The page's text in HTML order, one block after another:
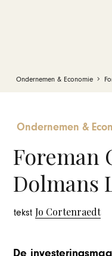
Ondernemen & Economie
Ondernemen &
Foreman
Dolmans
tekstJo Cortenraedt
De